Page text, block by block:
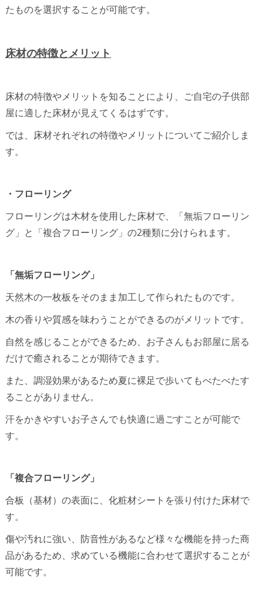
たものを選択することが可能です。
床材の特徴とメリット
床材の特徴やメリットを知ることにより、ご自宅の子供部
屋に適した床材が見えてくるはずです。
では、床材それぞれの特徴やメリットについてご紹介しま
す。
・フローリング
フローリングは木材を使用した床材で、「無垢フローリン
グ」と「複合フローリング」の2種類に分けられます。
「無垢フローリング」
天然木の一枚板をそのまま加工して作られたものです。
木の香りや質感を味わうことができるのがメリットです。
自然を感じることができるため、お子さんもお部屋に居る
だけで癒されることが期待できます。
また、調湿効果があるため夏に裸足で歩いてもべたべたす
ることがありません。
汗をかきやすいお子さんでも快適に過ごすことが可能で
す。
「複合フローリング」
合板（基材）の表面に、化粧材シートを張り付けた床材で
す。
傷や汚れに強い、防音性があるなど様々な機能を持った商
品があるため、求めている機能に合わせて選択することが
可能です。